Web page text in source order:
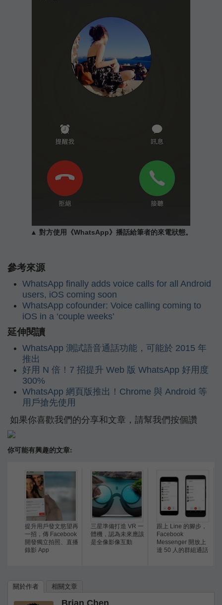
▲ 對方使用《WhatsApp》播話給筆者的來電狀態。
參考來源
WhatsApp finally adds voice calls for all Android
users, iOS coming soon
WhatsApp cofounder: Voice calling coming to
iOS in a ‘couple weeks’
延伸閱讀
WhatsApp 測試語音通話功能，可能於 2015 年
推出
好用 N 倍！7 招提升 Web 版 WhatsApp 好用度
300%
WhatsApp 網頁版推出！Chrome 與 Android 等
用戶搶先使用
如果你喜歡我們的分享和文章，請幫我們按個讚
你可能有興趣的文章:
提升用戶發文慾望再
一招，傳 Facebook
開發獨立拍照、直播
錄影 App
三星準備打造 VR 一
體機，認為未來應該
是全像影像互動
跟上 Line 的腳步，
Facebook
Messenger 開放上
達 50 人的群組通話
關於作者 相關文章
Brian Chen